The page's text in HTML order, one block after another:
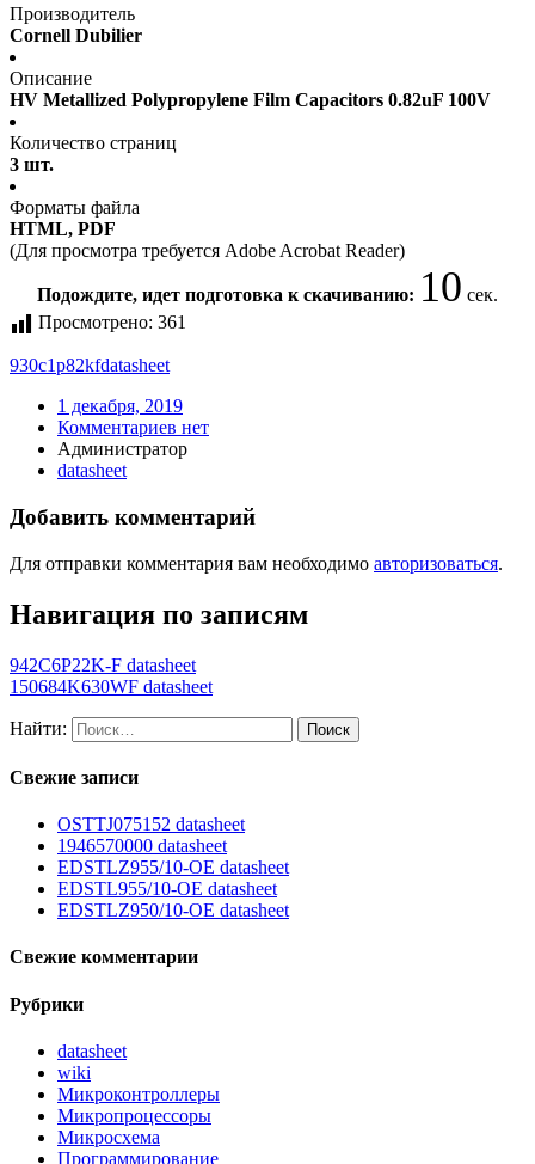
Производитель
Cornell Dubilier
Описание
HV Metallized Polypropylene Film Capacitors 0.82uF 100V
Количество страниц
3 шт.
Форматы файла
HTML, PDF
(Для просмотра требуется Adobe Acrobat Reader)
Подождите, идет подготовка к скачиванию: 10 сек.
Просмотрено: 361
930c1p82kfdatasheet
1 декабря, 2019
Комментариев нет
Администратор
datasheet
Добавить комментарий
Для отправки комментария вам необходимо авторизоваться.
Навигация по записям
942C6P22K-F datasheet
150684K630WF datasheet
Найти:
Свежие записи
OSTTJ075152 datasheet
1946570000 datasheet
EDSTLZ955/10-OE datasheet
EDSTL955/10-OE datasheet
EDSTLZ950/10-OE datasheet
Свежие комментарии
Рубрики
datasheet
wiki
Микроконтроллеры
Микропроцессоры
Микросхема
Программирование